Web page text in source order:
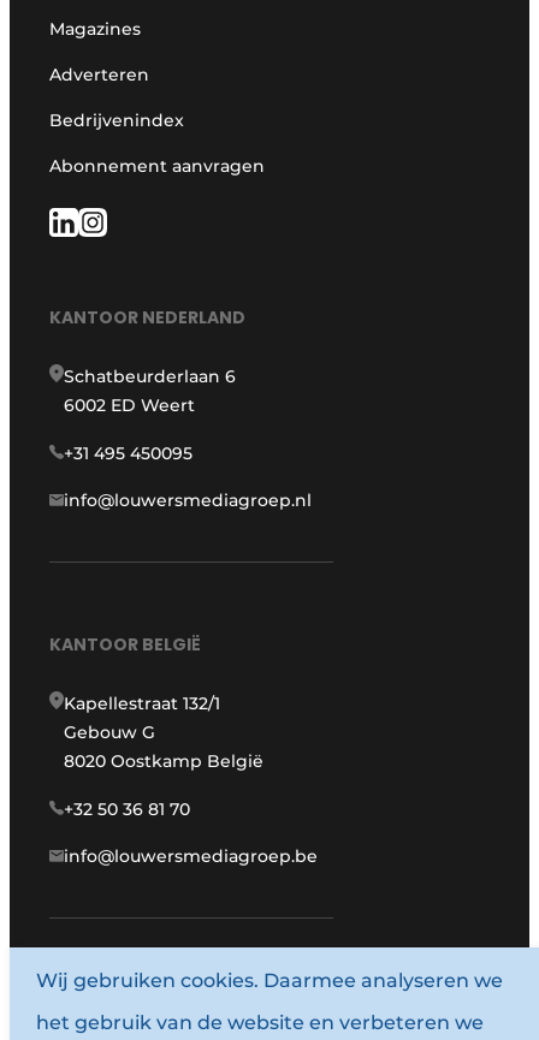
Magazines
Adverteren
Bedrijvenindex
Abonnement aanvragen
KANTOOR NEDERLAND
Schatbeurderlaan 6
6002 ED Weert
+31 495 450095
info@louwersmediagroep.nl
KANTOOR BELGIË
Kapellestraat 132/1
Gebouw G
8020 Oostkamp België
+32 50 36 81 70
info@louwersmediagroep.be
www.louwersmediagroep.com
© 1987 - 2026 Louwersmediagroep.
Wij gebruiken cookies. Daarmee analyseren we
het gebruik van de website en verbeteren we